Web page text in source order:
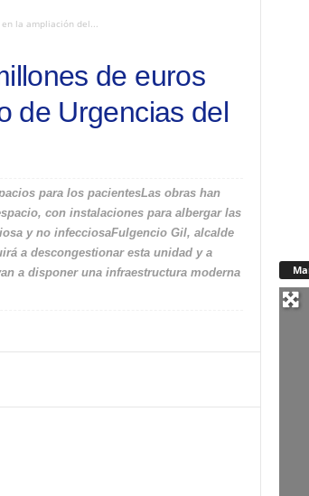
la ampliación del...
de euros
de Urgencias del
para los pacientesLas obras han
con instalaciones para albergar las
y no infecciosaFulgencio Gil, alcalde
a descongestionar esta unidad y a
a disponer una infraestructura moderna